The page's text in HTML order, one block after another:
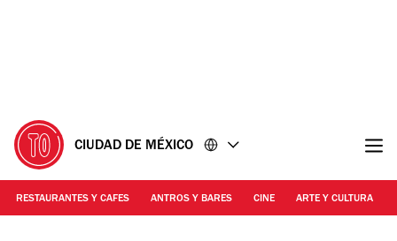
CIUDAD DE MÉXICO
RESTAURANTES Y CAFES ANTROS Y BARES CINE ARTE Y CULTURA
Foto: Alejandra Carbajal